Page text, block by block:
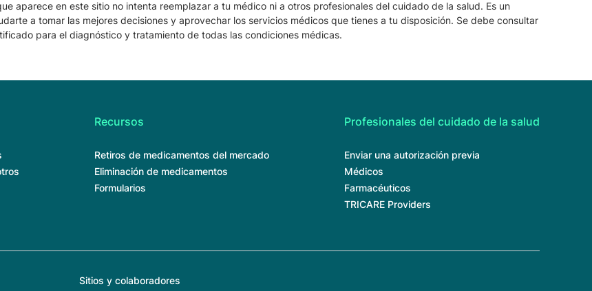
aparece en este sitio no intenta reemplazar a tu médico ni a otros profesionales del cuidado de la salud. Es un
a tomar las mejores decisiones y aprovechar los servicios médicos que tienes a tu disposición. Se debe consultar
para el diagnóstico y tratamiento de todas las condiciones médicas.
Recursos
Retiros de medicamentos del mercado
Eliminación de medicamentos
Formularios
Profesionales del cuidado de la salud
Enviar una autorización previa
Médicos
Farmacéuticos
TRICARE Providers
Sitios y colaboradores